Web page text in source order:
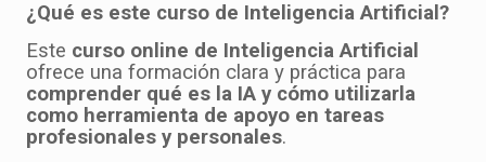
¿Qué es este curso de Inteligencia Artificial?
Este curso online de Inteligencia Artificial
ofrece una formación clara y práctica para
comprender qué es la IA y cómo utilizarla
como herramienta de apoyo en tareas
profesionales y personales.